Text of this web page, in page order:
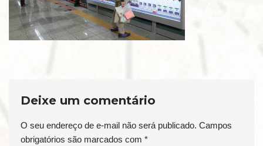
Deixe um comentário
O seu endereço de e-mail não será publicado. Campos
obrigatórios são marcados com *